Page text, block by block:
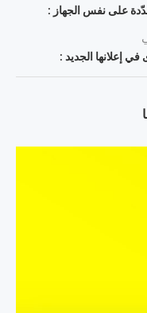
على نفس الجهاز :
إعلانها الجديد :